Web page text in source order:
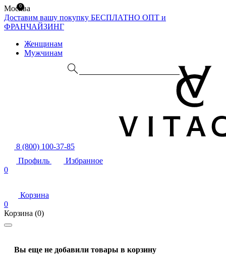
Москва
Доставим вашу покупку БЕСПЛАТНО ОПТ и
ФРАНЧАЙЗИНГ
Женщинам
Мужчинам
8 (800) 100-37-85
Профиль
Избранное
0
Корзина
0
Корзина (0)
Вы еще не добавили товары в корзину
0